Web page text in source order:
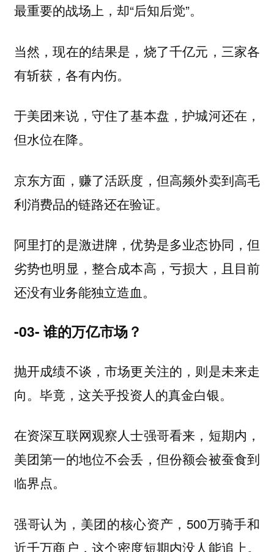
最重要的战场上，却“后知后觉”。
当然，现在的结果是，烧了千亿元，三家各
有斩获，各有内伤。
于美团来说，守住了基本盘，护城河还在，
但水位在降。
京东方面，赚了活跃度，但高频外卖到高毛
利消费品的链路还在验证。
阿里打的是激进牌，优势是多业态协同，但
劣势也明显，整合成本高，亏损大，且目前
还没有业务能独立造血 。
-03- 谁的万亿市场？
抛开成绩不谈，市场更关注的，则是未来走
向。毕竟，这关乎投资人的真金白银。
在资深互联网观察人士强哥看来，短期内，
美团第一的地位不会丢，但份额会被蚕食到
临界点。
强哥认为，美团的核心资产，500万骑手和
近千万商户，这个密度短期内没人能追上。